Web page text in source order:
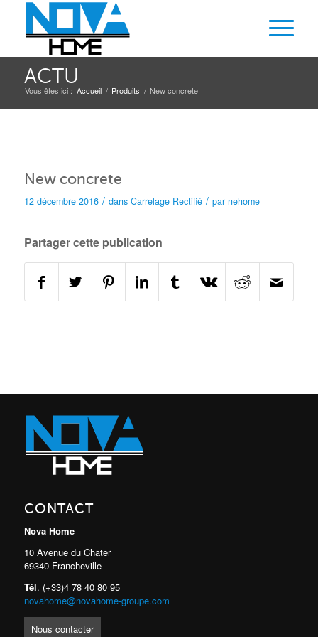
ACTU
Vous êtes ici : Accueil / Produits / New concrete
New concrete
12 décembre 2016 / dans Carrelage Rectifié / par nehome
Partager cette publication
CONTACT
Nova Home
10 Avenue du Chater
69340 Francheville
Tél. (+33)4 78 40 80 95
novahome@novahome-groupe.com
Nous contacter